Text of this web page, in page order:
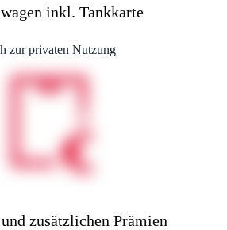
inkl. Tankkarte
zur privaten Nutzung
zusätzlichen Prämien